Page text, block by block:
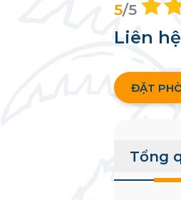
5/5
Liên hệ
ĐẶT
Tổng